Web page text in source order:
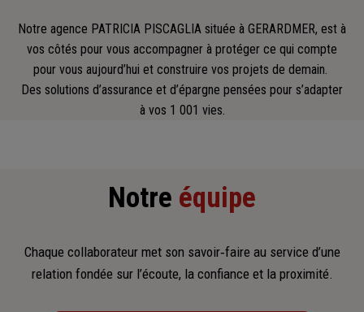
Notre agence PATRICIA PISCAGLIA située à GERARDMER, est à
vos côtés pour vous accompagner à protéger ce qui compte
pour vous aujourd’hui et construire vos projets de demain.
Des solutions d’assurance et d’épargne pensées pour s’adapter
à vos 1 001 vies.
Notre équipe
Chaque collaborateur met son savoir‑faire au service d’une
relation fondée sur l’écoute, la confiance et la proximité.